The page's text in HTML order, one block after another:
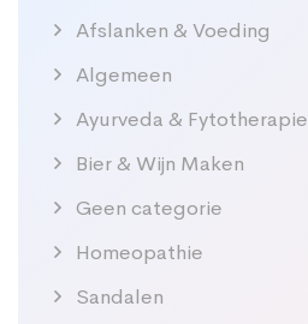
Afslanken & Voeding
Algemeen
Ayurveda & Fytotherapie
Bier & Wijn Maken
Geen categorie
Homeopathie
Sandalen